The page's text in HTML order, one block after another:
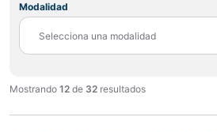
Modalidad
Mostrando 12 de 32 resultados